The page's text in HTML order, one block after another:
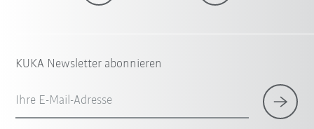
KUKA Newsletter abonnieren
Ihre E-Mail-Adresse